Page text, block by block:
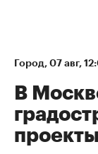
Город 07 авг,
В